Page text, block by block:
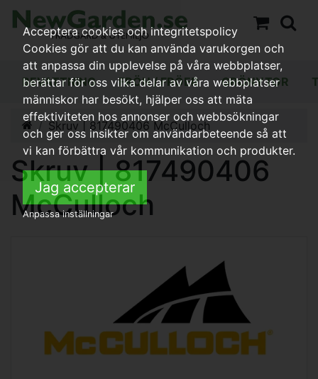
BEVATTNING FRÖN / FRÖER GRÖNYTOR
Skruv | 817490406 McCulloch
Skruv | 817490406
McCulloch
Acceptera cookies och integritetspolicy
Cookies gör att du kan använda varukorgen och
att anpassa din upplevelse på våra webbplatser,
berättar för oss vilka delar av våra webbplatser
människor har besökt, hjälper oss att mäta
effektiviteten hos annonser och webbsökningar
och ger oss insikter om användarbeteende så att
vi kan förbättra vår kommunikation och produkter.
Jag accepterar
Anpassa inställningar